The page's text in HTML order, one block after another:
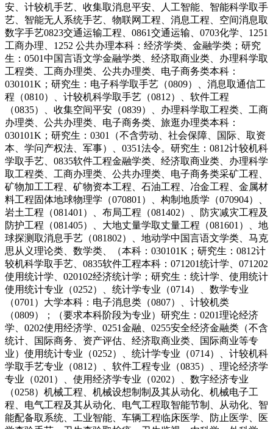
安、计较机手艺、收集取消息平安、人工智能、智能科学取手
艺、智能无人系统手艺、物联网工程、消息工程、空间消息取
数字手艺0823交通运输工程、0861交通运输、0703化学、1251
工商办理、1252 公共办理本科：经济学类、金融学类；研究
生：0501中国言语文学金融学类、经济取商业类、办理科学取
工程类、工商办理类、公共办理类、电子商务类本科：
030101K；研究生：电子科学取手艺（0809）、消息取通信工
程（0810）、计较机科学取手艺（0812）、软件工程
（0835）、收集空间平安（0839）、办理科学取工程类、工商
办理类、公共办理类、电子商务类、旅逛办理类本科：
030101K；研究生：0301（不含劳动、社会保障、国际、取资
本、学问产权法、军事）、0351法令。研究生：0812计较机科
学取手艺、0835软件工程金融学类、经济取商业类、办理科学
取工程类、工商办理类、公共办理类、电子商务类采矿工程、
矿物加工工程、矿物资本工程、石油工程、冶金工程、金属材
料工程固体地球物理学（070801）、构制地质学（070904）、
岩土工程（081401）、布局工程（081402）、防灾减灾工程及
防护工程（081405）、大地丈量学取丈量工程（081601）、地
球探测取消息手艺（081802）、地动学中国言语文学类、马克
思从义理论类、数学类、（本科：030101K；研究生：0812计
较机科学取手艺、0835软件工程本科：071201统计学、071202
使用统计学、020102经济统计学；研究生：统计学、使用统计
使用统计专业（0252）、统计学专业（0714）、数学专业
（0701）大学本科：电子消息类（0807）、计较机类
（0809）；（要求本科阶段为专业）研究生：0201理论经济
学、0202使用经济学、0251金融、0255安全经济金融类（不含
统计、国际商务、资产评估、经济取商业类、国际商业等专
业）使用统计专业（0252）、统计学专业（0714）、计较机科
学取手艺专业（0812）、软件工程专业（0835）、理论经济学
专业（0201）、使用经济学专业（0202）、数字经济专业
（0258）机械工程、机械设想制制及其从动化、机械电子工
程、电气工程及其从动化、电气工程取智能节制、从动化、智
能配备取系统、工业智能、车辆工程临床医学、防止医学、医